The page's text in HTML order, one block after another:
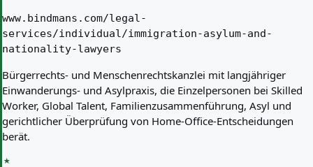
www.bindmans.com/legal-
services/individual/immigration-asylum-and-
nationality-lawyers
Bürgerrechts- und Menschenrechtskanzlei mit langjähriger
Einwanderungs- und Asylpraxis, die Einzelpersonen bei Skilled
Worker, Global Talent, Familienzusammenführung, Asyl und
gerichtlicher Überprüfung von Home-Office-Entscheidungen
berät.